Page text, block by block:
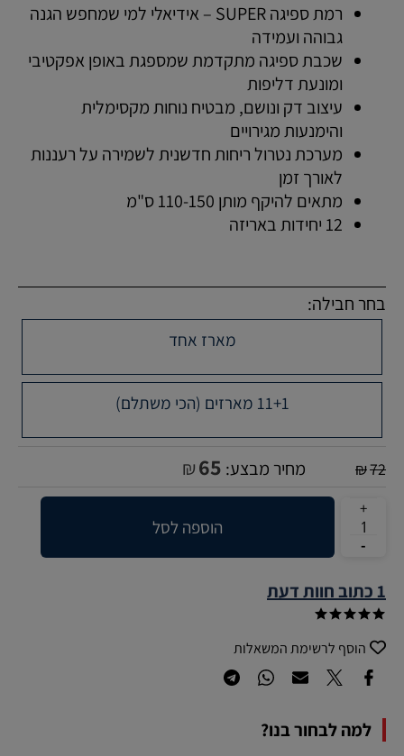
רמת ספיגה SUPER – אידיאלי למי שמחפש הגנה
גבוהה ועמידה
שכבת ספיגה מתקדמת שמספגת באופן אפקטיבי
ומונעת דליפות
עיצוב דק ונושם, מבטיח נוחות מקסימלית
והימנעות מגירויים
מערכת נטרול ריחות חדשנית לשמירה על רעננות
לאורך זמן
מתאים להיקף מותן 110-150 ס"מ
12 יחידות באריזה
בחר חבילה:
מארז אחד
11+1 מארזים (הכי משתלם)
₪72 מחיר מבצע: ₪65
הוספה לסל
1 כתוב חוות דעת
הוסף לרשימת המשאלות
למה לבחור בנו?